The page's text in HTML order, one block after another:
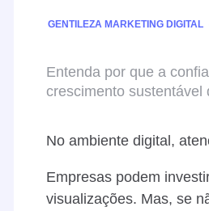
POSTED
GENTILEZA MARKETING DIGITAL
Entenda por que a
crescimento sustentável
No ambiente digital,
Empresas podem
visualizações. Mas, se